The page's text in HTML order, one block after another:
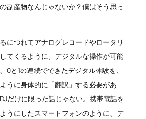
副産物なんじゃないか？僕はそう思っ
につれてアナログレコードやロータリ
てくるように、デジタルな操作が可能
0と1の連続でできたデジタル体験を、
うに身体的に「翻訳」する必要があ
だけに限った話じゃない。携帯電話を
うにしたスマートフォンのように、デ